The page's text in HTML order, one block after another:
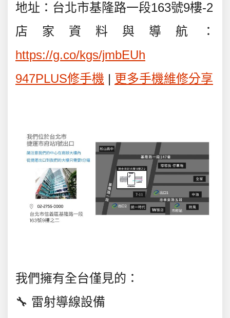
地址：台北市基隆路一段163號9樓-2
店家資料與導航：
https://g.co/kgs/jmbEUh
947PLUS修手機 | 更多手機維修分享
我們擁有全台僅見的：
🔧 雷射導線設備